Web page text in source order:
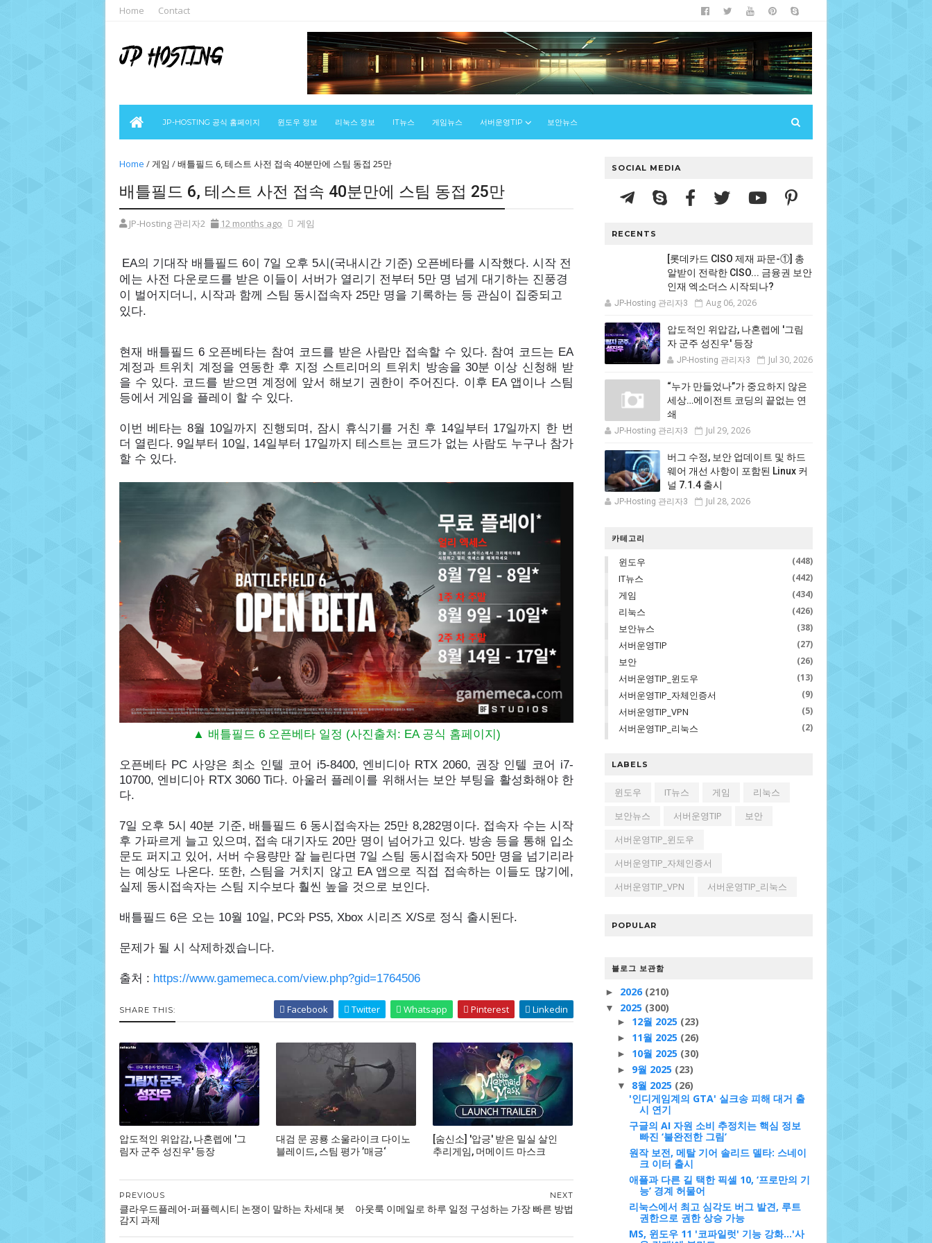
Home Contact
JP-HOSTING 공식 홈페이지 윈도우 정보 리눅스 정보 IT뉴스 게임뉴스 서버운영TIP 보안뉴스
Home /게임 /배틀필드 6, 테스트 사전 접속 40분만에 스팀 동접 25만
배틀필드 6, 테스트 사전 접속 40분만에 스팀 동접 25만
JP-Hosting 관리자2 12 months ago 게임
EA의 기대작 배틀필드 6이 7일 오후 5시(국내시간 기준) 오픈베타를 시작했다. 시작 전
에는 사전 다운로드를 받은 이들이 서버가 열리기 전부터 5만 명 넘게 대기하는 진풍경
이 벌어지더니, 시작과 함께 스팀 동시접속자 25만 명을 기록하는 등 관심이 집중되고
있다.
현재 배틀필드 6 오픈베타는 참여 코드를 받은 사람만 접속할 수 있다. 참여 코드는 EA
계정과 트위치 계정을 연동한 후 지정 스트리머의 트위치 방송을 30분 이상 신청해 받
을 수 있다. 코드를 받으면 계정에 앞서 해보기 권한이 주어진다. 이후 EA 앱이나 스팀
등에서 게임을 플레이 할 수 있다.
이번 베타는 8월 10일까지 진행되며, 잠시 휴식기를 거친 후 14일부터 17일까지 한 번
더 열린다. 9일부터 10일, 14일부터 17일까지 테스트는 코드가 없는 사람도 누구나 참가
할 수 있다.
▲ 배틀필드 6 오픈베타 일정 (사진출처: EA 공식 홈페이지)
오픈베타 PC 사양은 최소 인텔 코어 i5-8400, 엔비디아 RTX 2060, 권장 인텔 코어 i7-
10700, 엔비디아 RTX 3060 Ti다. 아울러 플레이를 위해서는 보안 부팅을 활성화해야 한
다.
7일 오후 5시 40분 기준, 배틀필드 6 동시접속자는 25만 8,282명이다. 접속자 수는 시작
후 가파르게 늘고 있으며, 접속 대기자도 20만 명이 넘어가고 있다. 방송 등을 통해 입소
문도 퍼지고 있어, 서버 수용량만 잘 늘린다면 7일 스팀 동시접속자 50만 명을 넘기리라
는 예상도 나온다. 또한, 스팀을 거치지 않고 EA 앱으로 직접 접속하는 이들도 많기에,
실제 동시접속자는 스팀 지수보다 훨씬 높을 것으로 보인다.
배틀필드 6은 오는 10월 10일, PC와 PS5, Xbox 시리즈 X/S로 정식 출시된다.
문제가 될 시 삭제하겠습니다.
출처 : https://www.gamemeca.com/view.php?gid=1764506
SHARE THIS: Facebook Twitter Whatsapp Pinterest Linkedin
압도적인 위압감, 나혼렙에 '그
림자 군주 성진우' 등장
대검 문 공룡 소울라이크 다이노
블레이드, 스팀 평가 ’매긍‘
[숨신소] '압긍' 받은 밀실 살인
추리게임, 머메이드 마스크
NEXT
아웃룩 이메일로 하루 일정 구성하는 가장 빠른 방법
PREVIOUS
클라우드플레어-퍼플렉시티 논쟁이 말하는 차세대 봇
감지 과제
SOCIAL MEDIA
RECENTS
[롯데카드 CISO 제재 파문-①] 총
알받이 전락한 CISO... 금융권 보안
인재 엑소더스 시작되나?
JP-Hosting 관리자3 Aug 06, 2026
압도적인 위압감, 나혼렙에 '그림
자 군주 성진우' 등장
JP-Hosting 관리자3 Jul 30, 2026
“누가 만들었나”가 중요하지 않은
세상…에이전트 코딩의 끝없는 연
쇄
JP-Hosting 관리자3 Jul 29, 2026
버그 수정, 보안 업데이트 및 하드
웨어 개선 사항이 포함된 Linux 커
널 7.1.4 출시
JP-Hosting 관리자3 Jul 28, 2026
카테고리
윈도우 (448)
IT뉴스 (442)
게임 (434)
리눅스 (426)
보안뉴스 (38)
서버운영TIP (27)
보안 (26)
서버운영TIP_윈도우 (13)
서버운영TIP_자체인증서 (9)
서버운영TIP_VPN (5)
서버운영TIP_리눅스 (2)
LABELS
윈도우 IT뉴스 게임
리눅스
보안뉴스
서버운영TIP
보안
서버운영TIP_윈도우
서버운영TIP_자체인증서
서버운영TIP_VPN
서버운영TIP_리눅스
POPULAR
블로그 보관함
► 2026 (210)
▼ 2025 (300)
► 12월 2025 (23)
► 11월 2025 (26)
► 10월 2025 (30)
► 9월 2025 (23)
▼ 8월 2025 (26)
'인디게임계의 GTA' 실크송 피해 대거 출
시 연기
구글의 AI 자원 소비 추정치는 핵심 정보
빠진 ‘불완전한 그림’
원작 보전, 메탈 기어 솔리드 델타: 스네이
크 이터 출시
애플과 다른 길 택한 픽셀 10, ‘프로만의 기
능’ 경계 허물어
리눅스에서 최고 심각도 버그 발견, 루트
권한으로 권한 상승 가능
MS, 윈도우 11 '코파일럿' 기능 강화…'사